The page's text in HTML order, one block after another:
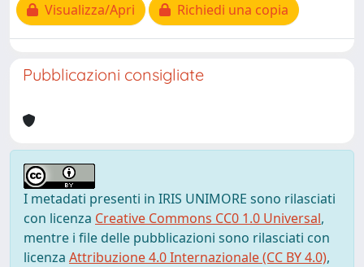
Visualizza/Apri
Richiedi una copia
Pubblicazioni consigliate
I metadati presenti in IRIS UNIMORE sono rilasciati
con licenza Creative Commons CC0 1.0 Universal,
mentre i file delle pubblicazioni sono rilasciati con
licenza Attribuzione 4.0 Internazionale (CC BY 4.0),